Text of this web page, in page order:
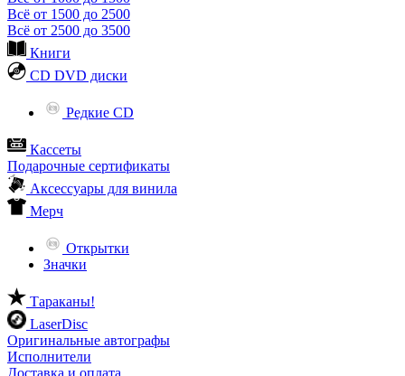
Всё от 1500 до 2500
Всё от 2500 до 3500
Книги
CD DVD диски
Редкие CD
Кассеты
Подарочные сертификаты
Аксессуары для винила
Мерч
Открытки
Значки
Тараканы!
LaserDisc
Оригинальные автографы
Исполнители
Доставка и оплата